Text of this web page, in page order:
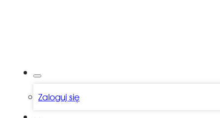
Zaloguj się